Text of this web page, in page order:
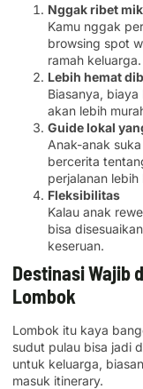
Nggak ribet
Kamu nggak
browsing spot
ramah keluarga.
Lebih hemat
Biasanya,
akan lebih
Guide lokal
Anak-anak
bercerita
perjalanan lebih
Fleksibilitas
Kalau anak
bisa
keseruan.
Destinasi Wajib
Lombok
Lombok itu kaya
sudut pulau bisa jadi
untuk keluarga,
masuk itinerary.